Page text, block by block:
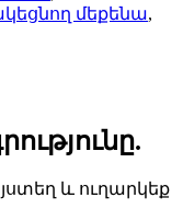
մեքենա,
և ուղարկեք